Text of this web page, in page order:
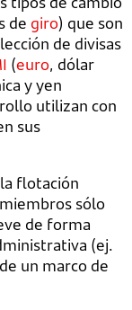
de giro) que son
de divisas
(euro, dólar
y yen
utilizan con
sus
flotación
sólo
de forma
(ej.
un marco de